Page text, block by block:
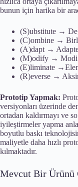
bunun için harika bir
(S)ubstitute →
(C)ombine →
(A)dapt →
(M)odify →
(E)liminate
(R)everse →
Prototip Yapmak:
versiyonları üzerinde
ortadan kaldırmayı ve
iyileştirmeler yapma
boyutlu baskı
maliyetle daha hızlı
kılmaktadır.
Mevcut Bir Ürünü